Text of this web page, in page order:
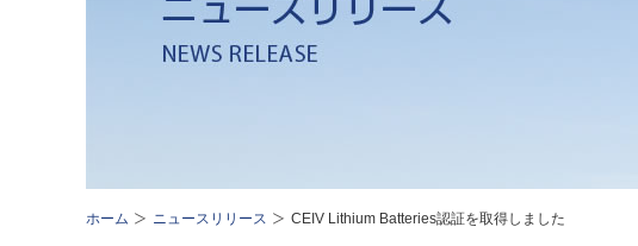
ホーム ニュースリリース CEIV Lithium Batteries認証を取得しました